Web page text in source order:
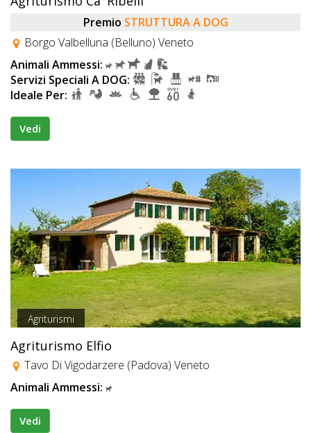
Premio STRUTTURA A DOG
Borgo Valbelluna (Belluno) Veneto
Animali Ammessi:
Servizi Speciali A DOG:
Ideale Per:
Vedi
Agriturismi
Agriturismo Elfio
Tavo Di Vigodarzere (Padova) Veneto
Animali Ammessi:
Vedi